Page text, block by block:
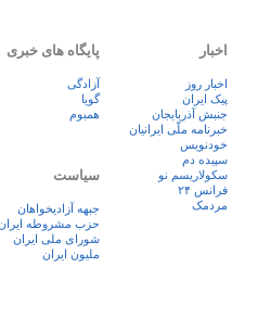
اخبار
اخبار روز
پيک ايران
جنبش آذربایجان
خبرنامه ملّی ایرانیان
خودنویس
سپیده دم
سکولاریسم نو
فرانس ۲۴
مردمک
پایگاه های خبری
آزادگی
گویا
همبوم
سیاست
جبهه آزادیخواهان
حزب مشروطه
شورای ملی ایران
ملیون ایران